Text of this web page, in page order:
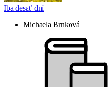
Iba desať dní
Michaela Brnková